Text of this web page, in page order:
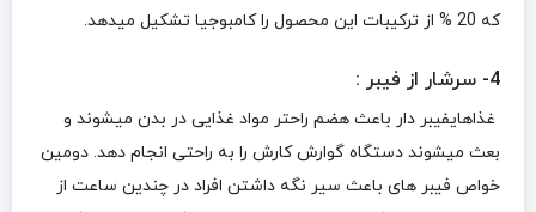
که 20 % از ترکیبات این محصول را کامبوجیا تشکیل میدهد.
4- سرشار از فیبر :
غذاهایفیبر دار باعث هضم راحتر مواد غذایی در بدن میشوند و
بعث میشوند دستگاه گوارش کارش را به راحتی انجام دهد. دومین
خواص فیبر های باعث سیر نگه داشتن افراد در چندین ساعت از